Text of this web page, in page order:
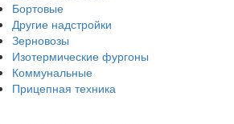
Бортовые
Другие надстройки
Зерновозы
Изотермические фургоны
Коммунальные
Прицепная техника